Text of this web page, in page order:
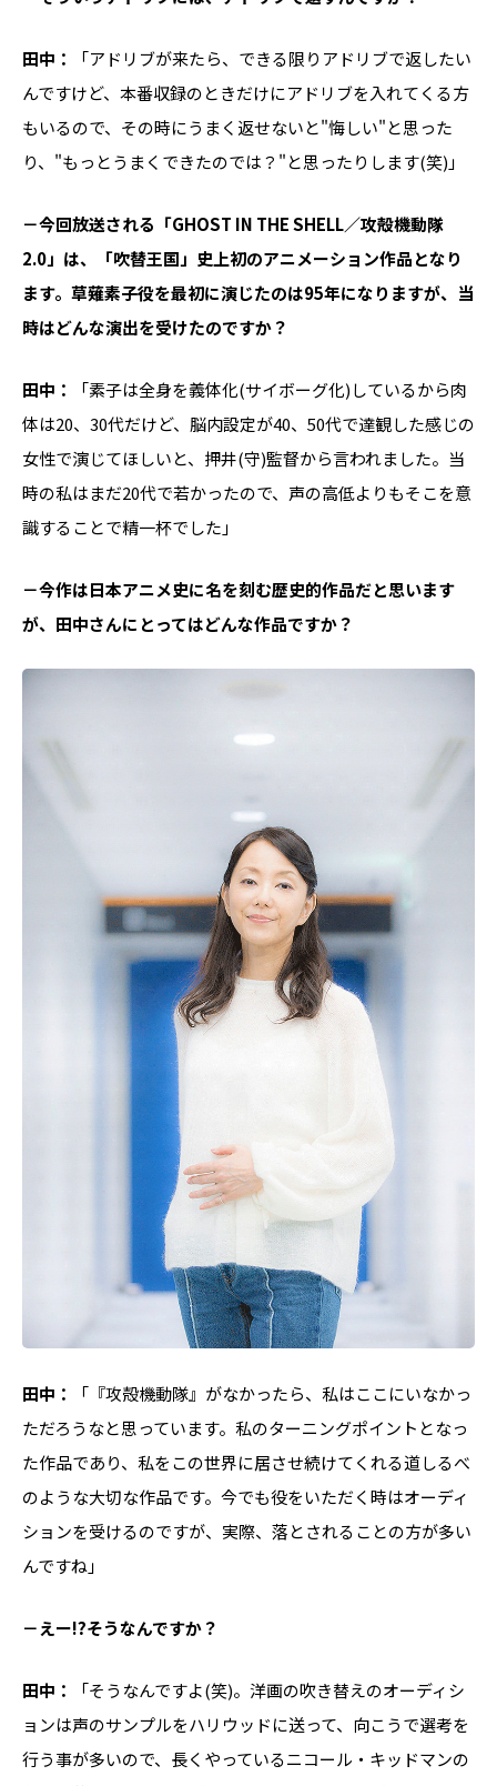
田中：
「アドリブが来たら、できる限りアドリブで返したい
んですけど、本番収録のときだけにアドリブを入れてくる方
もいるので、その時にうまく返せないと"悔しい"と思った
り、"もっとうまくできたのでは？"と思ったりします(笑)」
－今回放送される「GHOST IN THE SHELL／攻殻機動隊
2.0」は、「吹替王国」史上初のアニメーション作品となり
ます。草薙素子役を最初に演じたのは95年になりますが、当
時はどんな演出を受けたのですか？
田中：
「素子は全身を義体化(サイボーグ化)しているから肉
体は20、30代だけど、脳内設定が40、50代で達観した感じの
女性で演じてほしいと、押井(守)監督から言われました。当
時の私はまだ20代で若かったので、声の高低よりもそこを意
識することで精一杯でした」
－今作は日本アニメ史に名を刻む歴史的作品だと思います
が、田中さんにとってはどんな作品ですか？
田中：
「『攻殻機動隊』がなかったら、私はここにいなかっ
ただろうなと思っています。私のターニングポイントとなっ
た作品であり、私をこの世界に居させ続けてくれる道しるべ
のような大切な作品です。今でも役をいただく時はオーディ
ションを受けるのですが、実際、落とされることの方が多い
んですね」
－えー!?そうなんですか？
田中：
「そうなんですよ(笑)。洋画の吹き替えのオーディシ
ョンは声のサンプルをハリウッドに送って、向こうで選考を
行う事が多いので、長くやっているニコール・キッドマンの